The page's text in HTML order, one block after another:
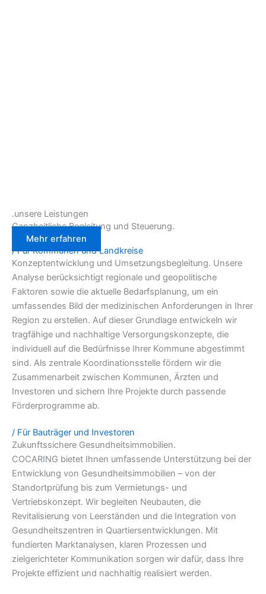
.unsere Leistungen
Ganzheitliche Begleitung und Steuerung.
Mehr erfahren
/ Für Kommunen und Landkreise
Konzeptentwicklung und Umsetzungsbegleitung. Unsere
Analyse berücksichtigt regionale und geopolitische
Faktoren sowie die aktuelle Bedarfsplanung, um ein
umfassendes Bild der medizinischen Anforderungen in Ihrer
Region zu erstellen. Auf dieser Grundlage entwickeln wir
tragfähige und nachhaltige Versorgungskonzepte, die
individuell auf die Bedürfnisse Ihrer Kommune abgestimmt
sind. Als zentrale Koordinationsstelle fördern wir die
Zusammenarbeit zwischen Kommunen, Ärzten und
Investoren und sichern Ihre Projekte durch passende
Förderprogramme ab.
/ Für Bauträger und Investoren
Zukunftssichere Gesundheitsimmobilien.
COCARING bietet Ihnen umfassende Unterstützung bei der
Entwicklung von Gesundheitsimmobilien – von der
Standortprüfung bis zum Vermietungs- und
Vertriebskonzept. Wir begleiten Neubauten, die
Revitalisierung von Leerständen und die Integration von
Gesundheitszentren in Quartiersentwicklungen. Mit
fundierten Marktanalysen, klaren Prozessen und
zielgerichteter Kommunikation sorgen wir dafür, dass Ihre
Projekte effizient und nachhaltig realisiert werden.